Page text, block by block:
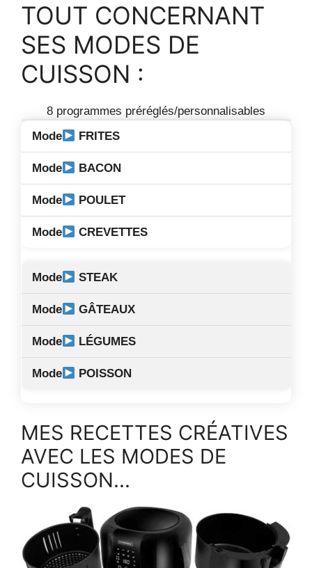
TOUT CONCERNANT
SES MODES DE
CUISSON :
8 programmes préréglés/personnalisables
FRITES
BACON
POULET
CREVETTES
STEAK
GÂTEAUX
LÉGUMES
POISSON
MES RECETTES CRÉATIVES
AVEC LES MODES DE
CUISSON...